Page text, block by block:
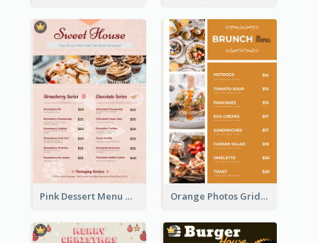
Pink Dessert Menu With Two Column Orange Photos Grids Brunch Menu